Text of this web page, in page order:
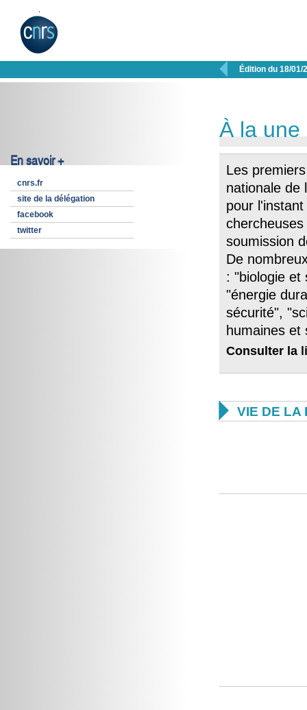
 Édition du 18/01/
En savoir +
cnrs.fr
site de la délégation
facebook
twitter
À la une
Les
nationale de
pour
soumission
De
: "biologie et
"énergie
sécurité",
humaines et
Consulter la
 VIE DE LA